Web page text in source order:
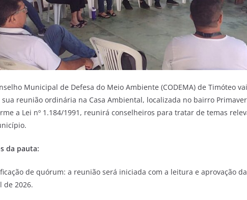
Municipal de Defesa do Meio Ambiente (CODEMA) de Timóteo
reunião ordinária na Casa Ambiental, localizada no bairro
a Lei nº 1.184/1991, reunirá conselheiros para tratar de temas
da pauta:
de quórum: a reunião será iniciada com a leitura e aprovação
de 2026.